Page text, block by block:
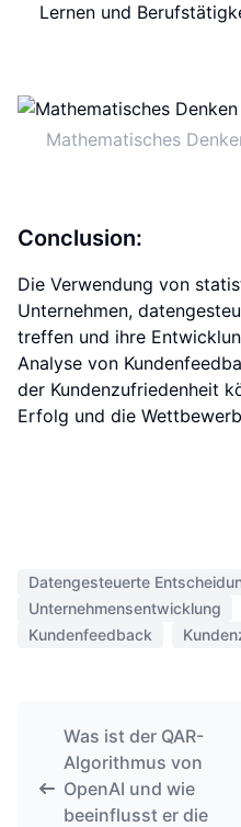
Lernen und
Mathematisches
Conclusion:
Die Verwendung von
Unternehmen,
treffen und ihre
Analyse von
der Kundenzufriedenheit
Erfolg und die
Datengesteuerte
Unternehmensentwicklung
Kundenfeedback
Was ist der QAR-
Algorithmus von
OpenAI und wie
beeinflusst er die